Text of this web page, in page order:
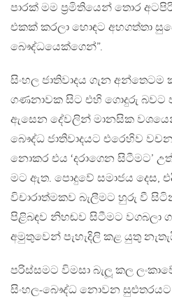
පාරක් මම ප්‍රමිතියෙන් තොර
එකක් කරලා හොඳට අහගත්තා
බෞද්ධයෙක්ගෙන්”.
සිංහල ජාතිවාදය ගැන
ගණනාවක සිට එහි ගොදුරු බවට
ඇසෙන දේවලින් මානසික
බෞද්ධ ජාතිවාදයට එරෙහිව
නොකර එය ‘දරාගෙන සිටීමට’
මට ඇත. පොදුවේ සමාජය දෙස,
විචාරාත්මකව බැලීමට හුරු වී
පිළිබඳව නිහඬව සිටීමට
අමුතුවෙන් පැහැදිලි කළ යුතු
පරිස්සමට විමසා බැලූ කල
සිංහල-බෞද්ධ නොවන